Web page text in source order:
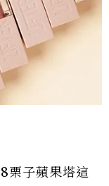
栗子蘋果塔這